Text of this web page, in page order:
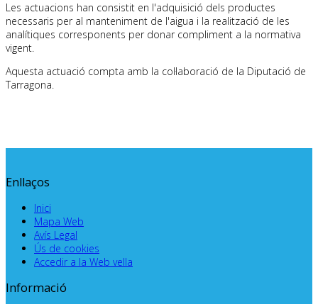
Les actuacions han consistit en l'adquisició dels productes
necessaris per al manteniment de l'aigua i la realització de les
analítiques corresponents per donar compliment a la normativa
vigent.
Aquesta actuació compta amb la col·laboració de la Diputació de
Tarragona.
Enllaços
Inici
Mapa Web
Avís Legal
Ús de cookies
Accedir a la Web vella
Informació